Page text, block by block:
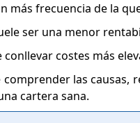
más frecuencia de la
ser una menor
conllevar costes más
comprender las causas,
cartera sana.